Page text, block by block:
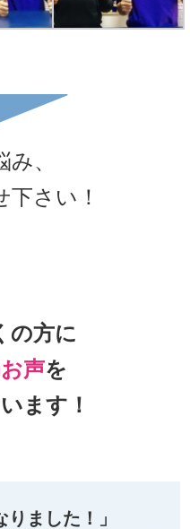
、
下さい！
の方に
声を
ます！
りました！」